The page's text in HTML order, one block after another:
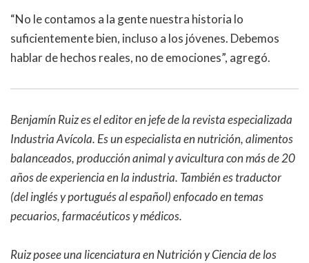
“No le contamos a la gente nuestra historia lo
suficientemente bien, incluso a los jóvenes. Debemos
hablar de hechos reales, no de emociones”, agregó.
Benjamín Ruiz es el editor en jefe de la revista especializada
Industria Avícola. Es un especialista en nutrición, alimentos
balanceados, producción animal y avicultura con más de 20
años de experiencia en la industria. También es traductor
(del inglés y portugués al español) enfocado en temas
pecuarios, farmacéuticos y médicos.
Ruiz posee una licenciatura en Nutrición y Ciencia de los